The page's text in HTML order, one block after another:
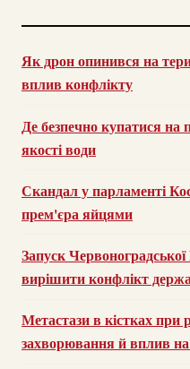
Як дрон опинився на
вплив конфлікту
Де безпечно купатися на
якості води
Скандал у парламенті
прем'єра яйцями
Запуск
вирішити конфлікт
Метастази в кістках при
захворювання й вплив